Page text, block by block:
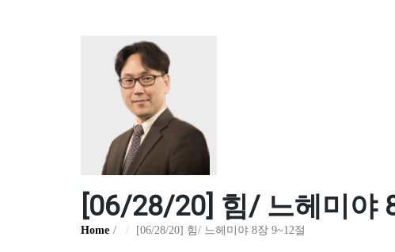
[06/28/20] 힘/ 느헤미야
Home [06/28/20] 힘/ 느헤미야 8장 9~12절